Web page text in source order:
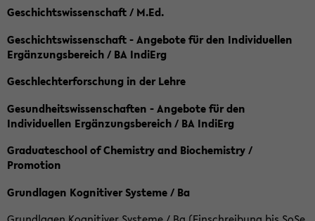
Geschichtswissenschaft / M.Ed.
Geschichtswissenschaft - Angebote für den Individuellen
Ergänzungsbereich / BA IndiErg
Geschlechterforschung in der Lehre
Gesundheitswissenschaften - Angebote für den
Individuellen Ergänzungsbereich / BA IndiErg
Graduateschool of Chemistry and Biochemistry /
Promotion
Grundlagen Kognitiver Systeme / Ba